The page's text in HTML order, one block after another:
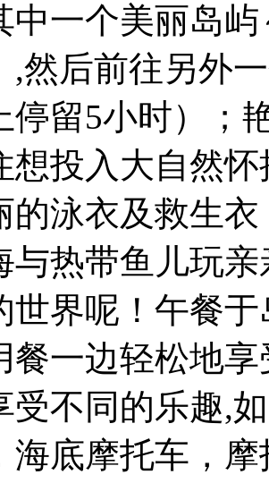
中一个美丽岛
,然后前往另外
停留5小时）；
想投入大自然
的泳衣及救生
与热带鱼儿玩
世界呢！午餐
餐一边轻松地
受不同的乐趣,
海底摩托车，